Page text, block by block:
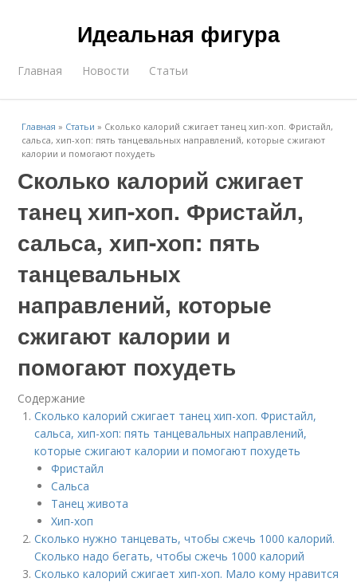
Идеальная фигура
Главная Новости Статьи
Главная » Статьи » Сколько калорий сжигает танец хип-хоп. Фристайл,
сальса, хип-хоп: пять танцевальных направлений, которые сжигают
калории и помогают похудеть
Сколько калорий сжигает
танец хип-хоп. Фристайл,
сальса, хип-хоп: пять
танцевальных
направлений, которые
сжигают калории и
помогают похудеть
Содержание
Сколько калорий сжигает танец хип-хоп. Фристайл,
сальса, хип-хоп: пять танцевальных направлений,
которые сжигают калории и помогают похудеть
Фристайл
Сальса
Танец живота
Хип-хоп
Сколько нужно танцевать, чтобы сжечь 1000 калорий.
Сколько надо бегать, чтобы сжечь 1000 калорий
Сколько калорий сжигает хип-хоп. Мало кому нравится